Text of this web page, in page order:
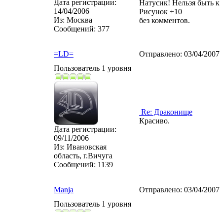
Дата регистрации:
14/04/2006
Из: Москва
Сообщений: 377
Натусик! Нельзя быть к
Рисунок +10
без комментов.
=LD= Отправлено: 03/04/
Пользователь 1 уровня
Дата регистрации:
09/11/2006
Из: Ивановская
область, г.Вичуга
Сообщений: 1139
Re: Драконище
Красиво.
Manja Отправлено: 03/04/
Пользователь 1 уровня